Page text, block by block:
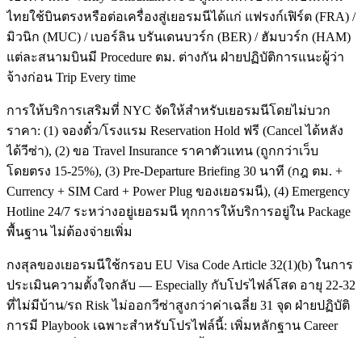
ไทยใช้บินตรงหรือต่อเครื่องสู่เยอรมนีได้แก่ แฟรงก์เฟิร์ต (FRA) /
มิวนิก (MUC) / เบอร์ลิน บรันเดนบวร์ก (BER) / ฮัมบวร์ก (HAM)
แต่ละสนามบินมี Procedure ตม. ต่างกัน ฝ่ายปฏิบัติการแนะผู้ว่า
จ้างก่อน Trip Every time
การให้บริการเสริมที่ NYC จัดให้สำหรับเยอรมนีโดยไม่บวก
ราคา: (1) จองตั๋ว/โรงแรม Reservation Hold ฟรี (Cancel ได้หลัง
ได้วีซ่า), (2) ขอ Travel Insurance ราคาตัวแทน (ถูกกว่าเว็บ
โดยตรง 15-25%), (3) Pre-Departure Briefing 30 นาที (กฎ ตม. +
Currency + SIM Card + Power Plug ของเยอรมนี), (4) Emergency
Hotline 24/7 ระหว่างอยู่เยอรมนี ทุกการให้บริการอยู่ใน Package
พื้นฐาน ไม่ต้องจ่ายเพิ่ม
กงสุลของเยอรมนีใช้กรอบ EU Visa Code Article 32(1)(b) ในการ
ประเมินความตั้งใจกลับ — Especially กับโปรไฟล์โสด อายุ 22-32
ที่ไม่มีบ้าน/รถ Risk ไม่ออกวีซ่าสูงกว่าค่าเฉลี่ย 31 จุด ฝ่ายปฏิบัติ
การมี Playbook เฉพาะสำหรับโปรไฟล์นี้: เพิ่มหลักฐาน Career